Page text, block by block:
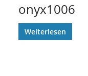
onyx1006
Weiterlesen